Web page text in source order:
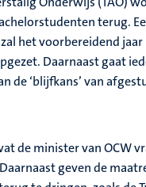
terug.
het voorbereidend
Daarnaast gaat
de ‘blijfkans’ van
de minister van OCW
geven de